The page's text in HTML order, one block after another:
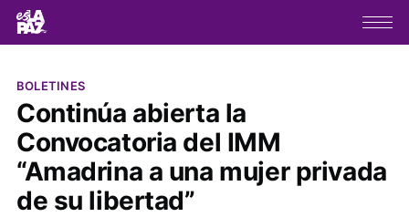
BOLETINES
Continúa abierta la
Convocatoria del IMM
“Amadrina a una mujer privada
de su libertad”